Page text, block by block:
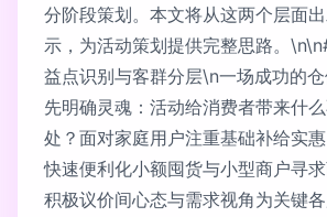
分阶段策划。本文将从这两个层面
示，为活动策划提供完整思路。
益点识别与客群分层\n一场成功的
先明确灵魂：活动给消费者带来什
处？面对家庭用户注重基础补给实
快速便利化小额囤货与小型商户寻
积极议价间心态与需求视角为关键